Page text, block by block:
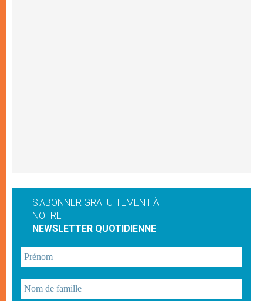
S'ABONNER GRATUITEMENT À
NOTRE
NEWSLETTER QUOTIDIENNE